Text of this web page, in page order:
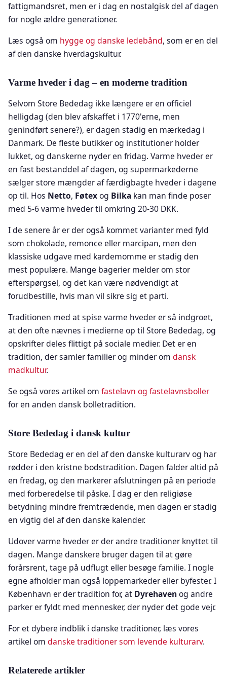
fattigmandsret, men er i dag en nostalgisk del af dagen
for nogle ældre generationer.
Læs også om hygge og danske ledebånd, som er en del
af den danske hverdagskultur.
Varme hveder i dag – en moderne tradition
Selvom Store Bededag ikke længere er en officiel
helligdag (den blev afskaffet i 1770'erne, men
genindført senere?), er dagen stadig en mærkedag i
Danmark. De fleste butikker og institutioner holder
lukket, og danskerne nyder en fridag. Varme hveder er
en fast bestanddel af dagen, og supermarkederne
sælger store mængder af færdigbagte hveder i dagene
op til. Hos Netto, Føtexog Bilka kan man finde poser
med 5-6 varme hveder til omkring 20-30 DKK.
I de senere år er der også kommet varianter med fyld
som chokolade, remonce eller marcipan, men den
klassiske udgave med kardemomme er stadig den
mest populære. Mange bagerier melder om stor
efterspørgsel, og det kan være nødvendigt at
forudbestille, hvis man vil sikre sig et parti.
Traditionen med at spise varme hveder er så indgroet,
at den ofte nævnes i medierne op til Store Bededag, og
opskrifter deles flittigt på sociale medier. Det er en
tradition, der samler familier og minder om dansk
madkultur.
Se også vores artikel om fastelavn og fastelavnsboller
for en anden dansk bolletradition.
Store Bededag i dansk kultur
Store Bededag er en del af den danske kulturarv og har
rødder i den kristne bodstradition. Dagen falder altid på
en fredag, og den markerer afslutningen på en periode
med forberedelse til påske. I dag er den religiøse
betydning mindre fremtrædende, men dagen er stadig
en vigtig del af den danske kalender.
Udover varme hveder er der andre traditioner knyttet til
dagen. Mange danskere bruger dagen til at gøre
forårsrent, tage på udflugt eller besøge familie. I nogle
egne afholder man også loppemarkeder eller byfester. I
København er der tradition for, at Dyrehavenog andre
parker er fyldt med mennesker, der nyder det gode vejr.
For et dybere indblik i danske traditioner, læs vores
artikel om danske traditioner som levende kulturarv.
Relaterede artikler